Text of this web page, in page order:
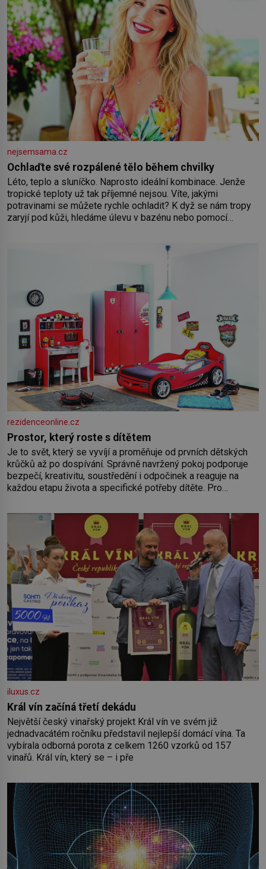
nejsemsama.cz
Ochlaďte své rozpálené tělo během chvilky
Léto, teplo a sluníčko. Naprosto ideální kombinace. Jenže
tropické teploty už tak příjemné nejsou. Víte, jakými
potravinami se můžete rychle ochladit? K dyž se nám tropy
zaryjí pod kůži, hledáme úlevu v bazénu nebo pomocí
rezidenceonline.cz
Prostor, který roste s dítětem
Je to svět, který se vyvíjí a proměňuje od prvních dětských
krůčků až po dospívání. Správně navržený pokoj podporuje
bezpečí, kreativitu, soustředění i odpočinek a reaguje na
každou etapu života a specifické potřeby dítěte. Pro
by pokoj miminka měl působit především klidně a útulně.
Předškolní věk je
iluxus.cz
Král vín začíná třetí dekádu
Největší český vinařský projekt Král vín ve svém již
jednadvacátém ročníku představil nejlepší domácí vína. Ta
vybírala odborná porota z celkem 1260 vzorků od 157
vinařů. Král vín, který se – i pře